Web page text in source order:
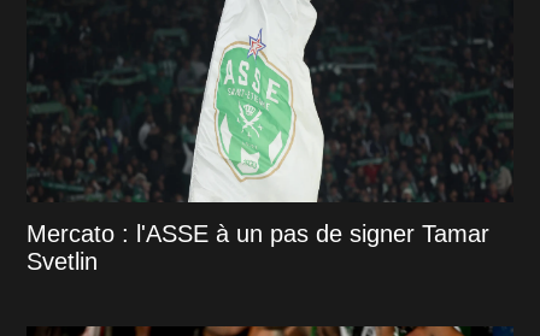
Mercato : l'ASSE à un pas de signer Tamar
Svetlin